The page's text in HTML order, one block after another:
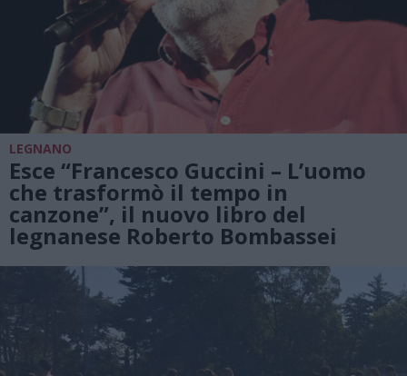
LEGNANO
Esce “Francesco Guccini – L’uomo
che trasformò il tempo in
canzone”, il nuovo libro del
legnanese Roberto Bombassei